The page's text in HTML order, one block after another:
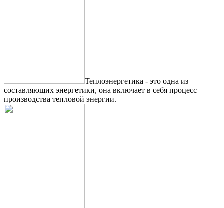
Теплоэнергетика - это одна из
составляющих энергетики, она включает в себя процесс
производства тепловой энергии.